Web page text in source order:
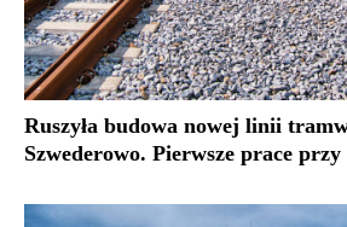
Ruszyła budowa nowej linii
Szwederowo. Pierwsze prace